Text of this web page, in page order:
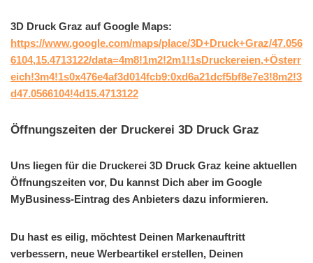
3D Druck Graz auf Google Maps:
https://www.google.com/maps/place/3D+Druck+Graz/47.056
6104,15.4713122/data=4m8!1m2!2m1!1sDruckereien,+Österr
eich!3m4!1s0x476e4af3d014fcb9:0xd6a21dcf5bf8e7e3!8m2!3
d47.0566104!4d15.4713122
Öffnungszeiten der Druckerei 3D Druck Graz
Uns liegen für die Druckerei 3D Druck Graz keine aktuellen
Öffnungszeiten vor, Du kannst Dich aber im Google
MyBusiness-Eintrag des Anbieters dazu informieren.
Du hast es eilig, möchtest Deinen Markenauftritt
verbessern, neue Werbeartikel erstellen, Deinen